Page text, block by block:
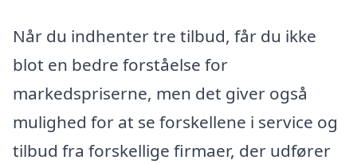
Når du indhenter tre tilbud, får du ikke
blot en bedre forståelse for
markedspriserne, men det giver også
mulighed for at se forskellene i service og
tilbud fra forskellige firmaer, der udfører